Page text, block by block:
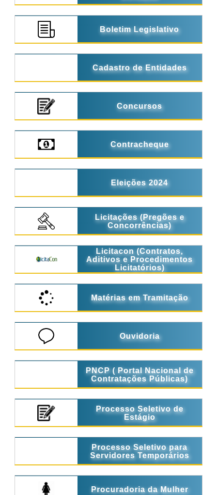
Boletim Legislativo
Cadastro de Entidades
Concursos
Contracheque
Eleições 2024
Licitações (Pregões e
Concorrências)
Licitacon (Contratos,
Aditivos e Procedimentos
Licitatórios)
Matérias em Tramitação
Ouvidoria
PNCP ( Portal Nacional de
Contratações Públicas)
Processo Seletivo de
Estágio
Processo Seletivo para
Servidores Temporários
Procuradoria da Mulher